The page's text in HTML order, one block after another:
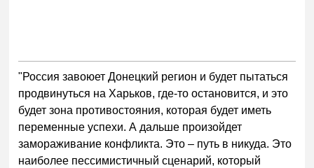
"Россия завоюет Донецкий регион и будет пытаться
продвинуться на Харьков, где-то остановится, и это
будет зона противостояния, которая будет иметь
переменные успехи. А дальше произойдет
замораживание конфликта. Это – путь в никуда. Это
наиболее пессимистичный сценарий, который